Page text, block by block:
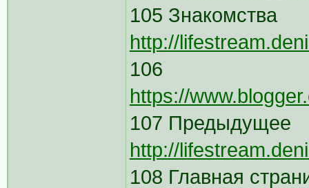
105 Знакомства
http://
106
https://
107 Предыдущее
http://
108 Главная